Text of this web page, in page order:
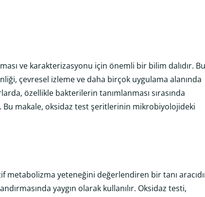
ve karakterizasyonu için önemli bir bilim dalıdır. Bu
çevresel izleme ve daha birçok uygulama alanında
özellikle bakterilerin tanımlanması sırasında
Bu makale, oksidaz test şeritlerinin mikrobiyolojideki
yeteneğini değerlendiren bir tanı
yaygın olarak kullanılır. Oksidaz testi,